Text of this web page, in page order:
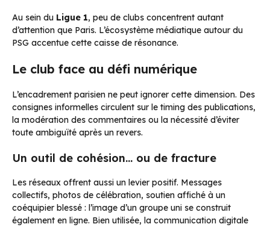
Au sein du Ligue 1, peu de clubs concentrent autant
d’attention que Paris. L’écosystème médiatique autour du
PSG accentue cette caisse de résonance.
Le club face au défi numérique
L’encadrement parisien ne peut ignorer cette dimension. Des
consignes informelles circulent sur le timing des publications,
la modération des commentaires ou la nécessité d’éviter
toute ambiguïté après un revers.
Un outil de cohésion… ou de fracture
Les réseaux offrent aussi un levier positif. Messages
collectifs, photos de célébration, soutien affiché à un
coéquipier blessé : l’image d’un groupe uni se construit
également en ligne. Bien utilisée, la communication digitale